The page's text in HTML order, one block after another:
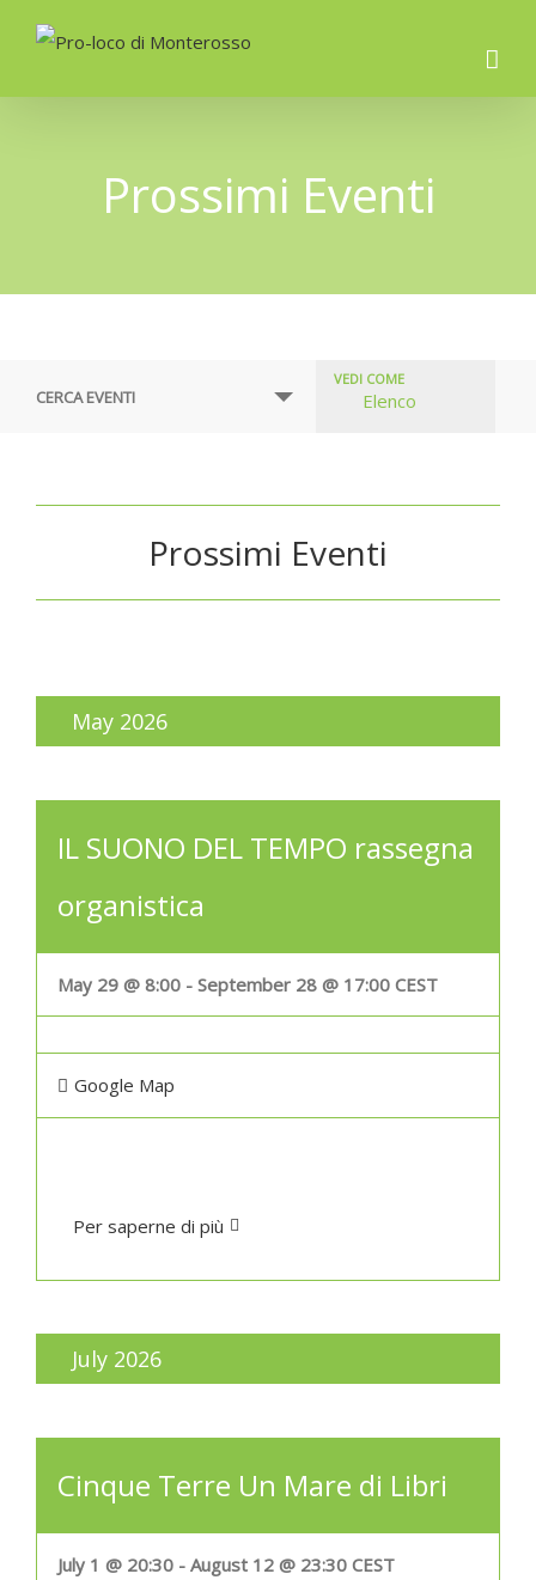
Prossimi Eventi
CERCA EVENTI
Visualizzazioni
VEDI COME
Elenco
Prossimi Eventi
May 2026
IL SUONO DEL TEMPO rassegna
organistica
May 29 @ 8:00 -September 28 @ 17:00 CEST
Google Map
Per saperne di più
July 2026
Cinque Terre Un Mare di Libri
July 1 @ 20:30 -August 12 @ 23:30 CEST